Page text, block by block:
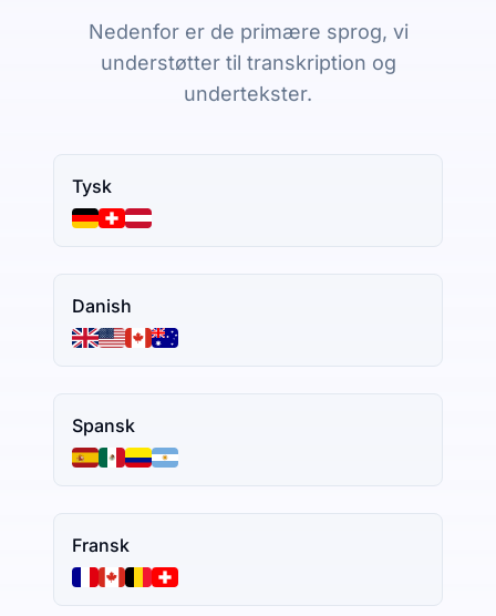
Nedenfor er de primære sprog, vi
understøtter til transkription og
undertekster.
Tysk
Danish
Spansk
Fransk